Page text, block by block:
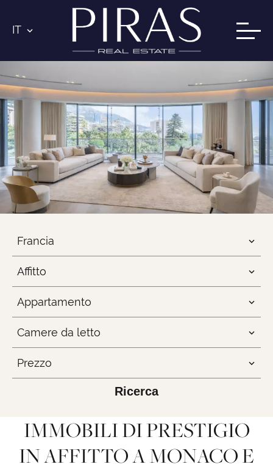
IT
Francia
Affitto
Appartamento
Camere da letto
Prezzo
Ricerca
IMMOBILI DI PRESTIGIO
IN AFFITTO A MONACO E